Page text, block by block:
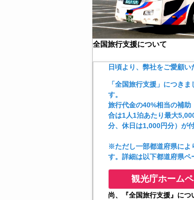
全国旅行支援について
日頃より、弊社をご愛顧い
「全国旅行支援」につき
す。
旅行代金の40%相当の補
合は1人1泊あたり最大
分、休日は1,000円分）が
※ただし一部都道府県によ
す。詳細は以下都道府県ペ
観光庁ホーム
尚、『全国旅行支援』につ